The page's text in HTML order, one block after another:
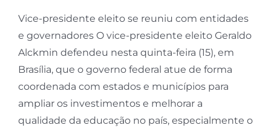
Vice-presidente eleito se reuniu com entidades
e governadores O vice-presidente eleito Geraldo
Alckmin defendeu nesta quinta-feira (15), em
Brasília, que o governo federal atue de forma
coordenada com estados e municípios para
ampliar os investimentos e melhorar a
qualidade da educação no país, especialmente o